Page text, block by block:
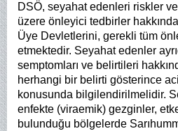
DSÖ, seyahat edenleri riskler
üzere önleyici tedbirler
Üye Devletlerini, gerekli tüm
etmektedir. Seyahat edenler
semptomları ve belirtileri
herhangi bir belirti gösterince
konusunda bilgilendirilmelidir.
enfekte (viraemik) gezginler,
bulunduğu bölgelerde